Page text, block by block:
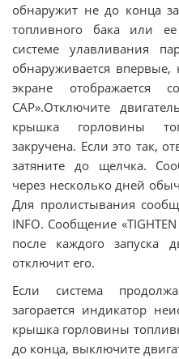
обнаружит не до конца
топливного бака или
системе улавливания
обнаруживается
экране отображается
CAP».Отключите
крышка горловины
закручена. Если это так,
затяните до щелчка.
через несколько дней
Для пролистывания
INFO. Сообщение
после каждого запуска
отключит его.
Если система
загорается индикатор
крышка горловины
до конца, выключите